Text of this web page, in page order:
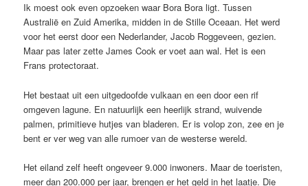
Ik moest ook even opzoeken waar Bora Bora ligt. Tussen
Australië en Zuid Amerika, midden in de Stille Oceaan. Het werd
voor het eerst door een Nederlander, Jacob Roggeveen, gezien.
Maar pas later zette James Cook er voet aan wal. Het is een
Frans protectoraat.
Het bestaat uit een uitgedoofde vulkaan en een door een rif
omgeven lagune. En natuurlijk een heerlijk strand, wuivende
palmen, primitieve hutjes van bladeren. Er is volop zon, zee en je
bent er ver weg van alle rumoer van de westerse wereld.
Het eiland zelf heeft ongeveer 9.000 inwoners. Maar de toeristen,
meer dan 200.000 per jaar, brengen er het geld in het laatje. Die